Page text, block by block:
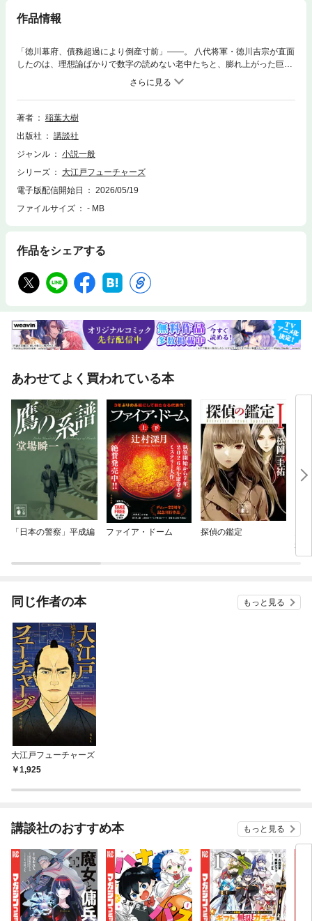
作品情報
「徳川幕府、債務超過により倒産寸前」――。 八代将軍・徳川吉宗が直面
したのは、理想論ばかりで数字の読めない老中たちと、膨れ上がった巨大
な固定費。 この未曾有の経営危機を打開するため、戦国時代から暗躍する
伝説の忍者集団を雇用する。その名も「今猿（コンサル）」ーー。「ま
ず、大奥をリストラせよ」 彼らが突きつけるのは、感情を排した冷徹な
「現状の見える化」と、現代ビジネスをも凌駕するロジックの数々。 七〇
そして市場を震撼させる「貨幣改鋳」というバズーカ。守旧派や大名たち
との衝突を乗り越え、はたして吉宗は国家再生の悲願を成し遂げられるの
著者
稲葉大樹
出版社
講談社
ジャンル
小説一般
シリーズ
大江戸フューチャーズ
電子版配信開始日
2026/05/19
ファイルサイズ
- MB
作品をシェアする
あわせてよく買われている本
「日本の警察」平成編 ファイア・ドーム 探偵の鑑定
か
った
同じ作者の本 もっと見る
大江戸フューチャーズ
1,925
講談社のおすすめ本 もっと見る